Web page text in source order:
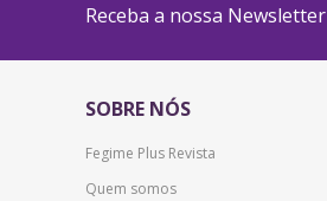
Receba a nossa Newsletter
SOBRE NÓS
Fegime Plus Revista
Quem somos